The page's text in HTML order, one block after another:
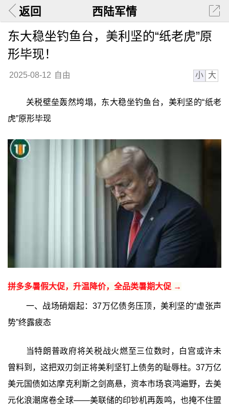
返回 西陆军情
东大稳坐钓鱼台，美利坚的“纸老虎”原
形毕现！
2025-08-12 自由 小 大
关税壁垒轰然垮塌，东大稳坐钓鱼台，美利坚的“纸老
虎”原形毕现
拼多多暑假大促，升温降价，全品类暑期大促 →
一、战场硝烟起：37万亿债务压顶，美利坚的“虚张声
势”终露疲态
当特朗普政府将关税战火燃至三位数时，白宫或许未
曾料到，这把双刃剑正将美利坚钉上债务的耻辱柱。37万亿
美元国债如达摩克利斯之剑高悬，资本市场哀鸿遍野，去美
元化浪潮席卷全球——美联储的印钞机再轰鸣，也掩不住盟